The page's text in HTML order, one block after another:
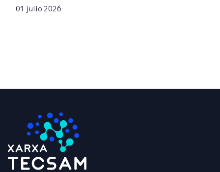
01 julio 2026